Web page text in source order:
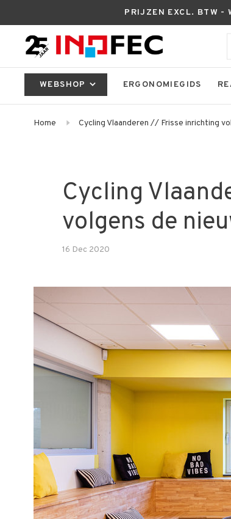
PRIJZEN EXCL. BTW -
WEBSHOP ERGONOMIEGIDS
Home Cycling Vlaanderen // Frisse inrichting
Cycling
volgens de
16 Dec 2020